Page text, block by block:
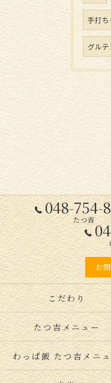
手打ち
グル
048-754-
たつ吉
お
こだわり
たつ吉メニュー
わっぱ飯 たつ吉メニ